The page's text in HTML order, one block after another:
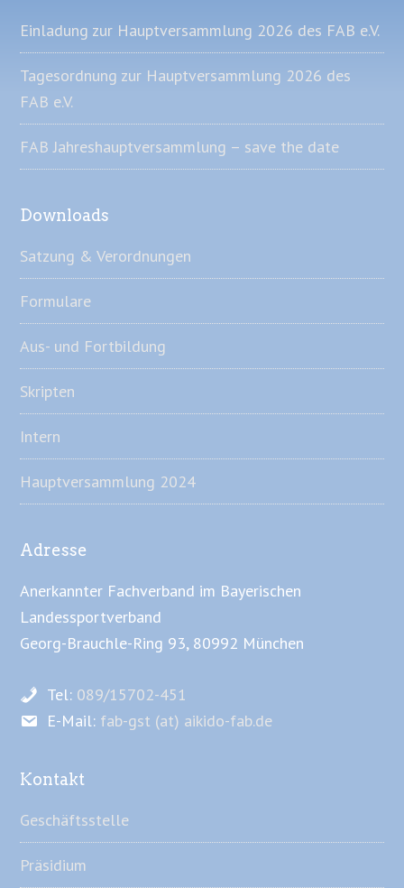
Einladung zur Hauptversammlung 2026 des FAB e.V.
Tagesordnung zur Hauptversammlung 2026 des
FAB e.V.
FAB Jahreshauptversammlung – save the date
Downloads
Satzung & Verordnungen
Formulare
Aus- und Fortbildung
Skripten
Intern
Hauptversammlung 2024
Adresse
Anerkannter Fachverband im Bayerischen
Landessportverband
Georg-Brauchle-Ring 93, 80992 München
Tel: 089/15702-451
E-Mail: fab-gst (at) aikido-fab.de
Kontakt
Geschäftsstelle
Präsidium